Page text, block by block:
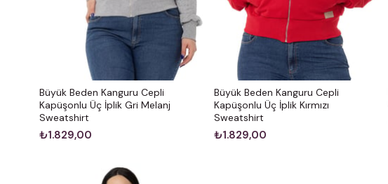
Büyük Beden Kanguru Cepli
Kapüşonlu Üç İplik Gri Melanj
Sweatshirt
₺1.829,00
Büyük Beden Kanguru Cepli
Kapüşonlu Üç İplik Kırmızı
Sweatshirt
₺1.829,00